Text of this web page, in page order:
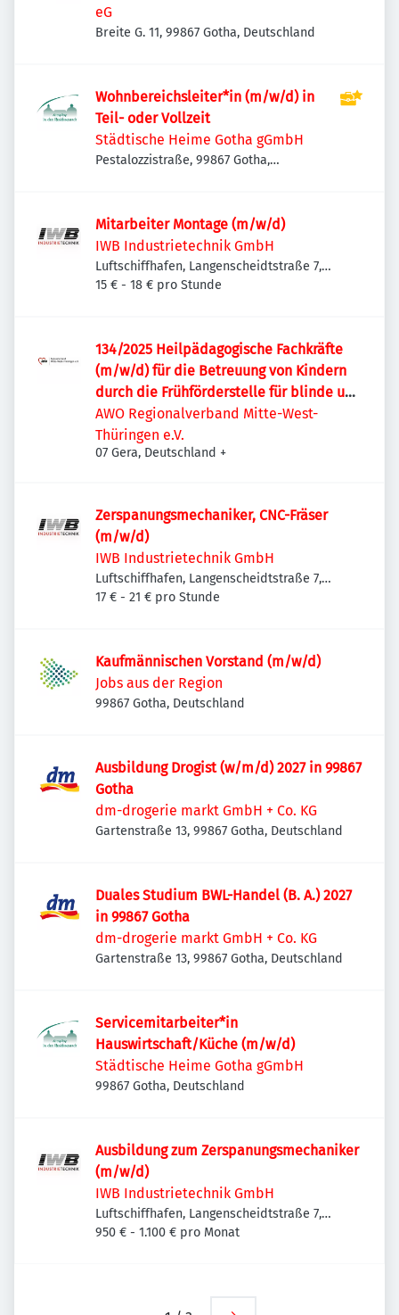
eG
Breite G. 11, 99867 Gotha, Deutschland
Wohnbereichsleiter*in (m/w/d) in
Teil- oder Vollzeit
Städtische Heime Gotha gGmbH
Pestalozzistraße, 99867 Gotha,
Mitarbeiter Montage (m/w/d)
IWB Industrietechnik GmbH
Luftschiffhafen, Langenscheidtstraße 7,
99867 Gotha, Deutschland
15 € - 18 € pro Stunde
134/2025 Heilpädagogische Fachkräfte
(m/w/d) für die Betreuung von Kindern
durch die Frühförderstelle für blinde und
sehgschädigte Kinder
AWO Regionalverband Mitte-West-
Thüringen e.V.
07 Gera, Deutschland +
Zerspanungsmechaniker, CNC-Fräser
(m/w/d)
IWB Industrietechnik GmbH
Luftschiffhafen, Langenscheidtstraße 7,
99867 Gotha, Deutschland
17 € - 21 € pro Stunde
Kaufmännischen Vorstand (m/w/d)
Jobs aus der Region
99867 Gotha, Deutschland
Ausbildung Drogist (w/m/d) 2027 in 99867
Gotha
dm-drogerie markt GmbH + Co. KG
Gartenstraße 13, 99867 Gotha, Deutschland
Duales Studium BWL-Handel (B. A.) 2027
in 99867 Gotha
dm-drogerie markt GmbH + Co. KG
Gartenstraße 13, 99867 Gotha, Deutschland
Servicemitarbeiter*in
Hauswirtschaft/Küche (m/w/d)
Städtische Heime Gotha gGmbH
99867 Gotha, Deutschland
Ausbildung zum Zerspanungsmechaniker
(m/w/d)
IWB Industrietechnik GmbH
Luftschiffhafen, Langenscheidtstraße 7,
99867 Gotha, Deutschland
950 € - 1.100 € pro Monat